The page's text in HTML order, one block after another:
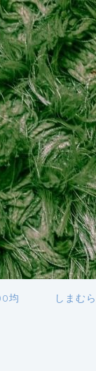
均 しまむら